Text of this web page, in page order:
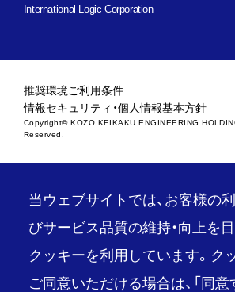
International Logic Corporation
推奨環境ご利用条件
情報セキュリティ・個人情報基本方針
Copyright© KOZO KEIKAKU ENGINEERING
Reserved.
当ウェブサイトでは、お客様の
びサービス品質の維持・向上を目
クッキーを利用しています。ク
ご同意いただける場合は、「同意